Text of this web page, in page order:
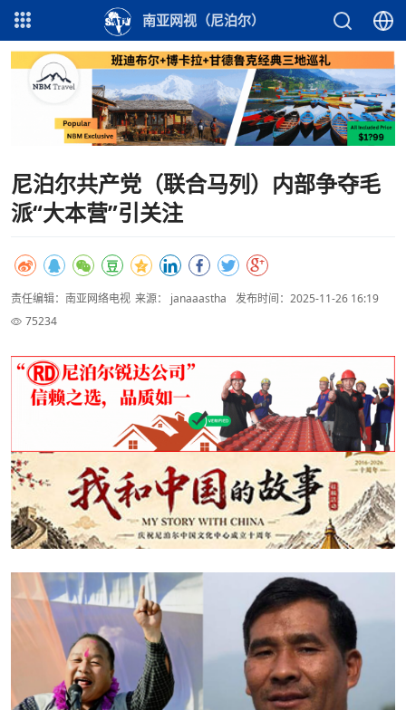
南亚网视（尼泊尔）
尼泊尔共产党（联合马列）内部争夺毛
派“大本营”引关注
责任编辑：南亚网络电视 来源： janaaastha
发布时间：2025-11-26 16:19
75234